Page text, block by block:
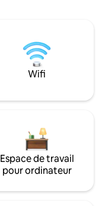
Wifi
Espace de travail
pour ordinateur